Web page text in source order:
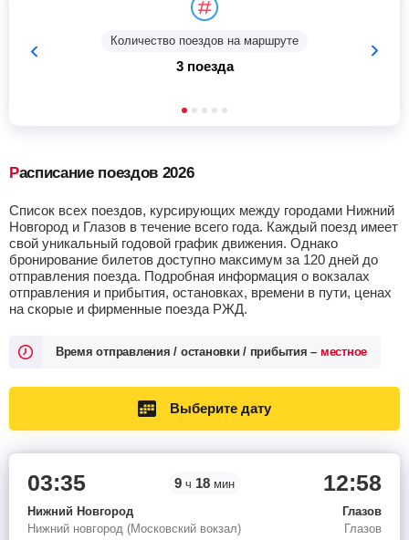
Количество поездов на маршруте
3 поезда
Расписание поездов 2026
Список всех поездов, курсирующих между городами Нижний
Новгород и Глазов в течение всего года. Каждый поезд имеет
свой уникальный годовой график движения. Однако
бронирование билетов доступно максимум за 120 дней до
отправления поезда. Подробная информация о вокзалах
отправления и прибытия, остановках, времени в пути, ценах
на скорые и фирменные поезда РЖД.
Время отправления / остановки / прибытия – местное
Выберите дату
03:35
Нижний Новгород
Нижний новгород (Московский вокзал)
9 ч 18 мин 12:58
Глазов
Глазов